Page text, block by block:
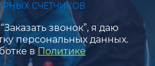
СЧЕТЧИКОВ
звонок”, я даю
персональных данных.
в Политике